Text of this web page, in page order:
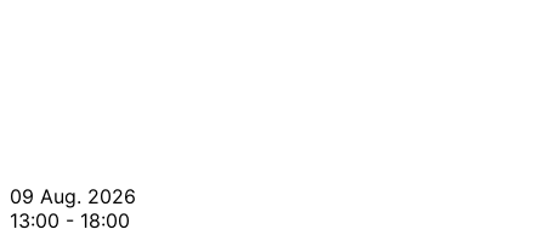
09 Aug. 2026
13:00 - 18:00